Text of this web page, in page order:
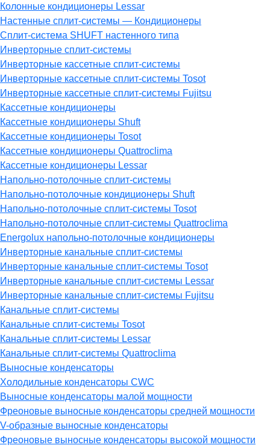
Колонные кондиционеры Lessar
Настенные cплит-системы — Кондиционеры
Сплит-система SHUFT настенного типа
Инверторные сплит-системы
Инверторные кассетные сплит-системы
Инверторные кассетные сплит-системы Tosot
Инверторные кассетные сплит-системы Fujitsu
Кассетные кондиционеры
Кассетные кондиционеры Shuft
Кассетные кондиционеры Tosot
Кассетные кондиционеры Quattroclima
Кассетные кондиционеры Lessar
Напольно-потолочные сплит-системы
Напольно-потолочные кондиционеры Shuft
Напольно-потолочные сплит-системы Tosot
Напольно-потолочные сплит-системы Quattroclima
Energolux напольно-потолочные кондиционеры
Инверторные канальные сплит-системы
Инверторные канальные сплит-системы Tosot
Инверторные канальные сплит-системы Lessar
Инверторные канальные сплит-системы Fujitsu
Канальные сплит-системы
Канальные сплит-системы Tosot
Канальные сплит-системы Lessar
Канальные сплит-системы Quattroclima
Выносные конденсаторы
Холодильные конденсаторы CWC
Выносные конденсаторы малой мощности
Фреоновые выносные конденсаторы средней мощности
V-образные выносные конденсаторы
Фреоновые выносные конденсаторы высокой мощности